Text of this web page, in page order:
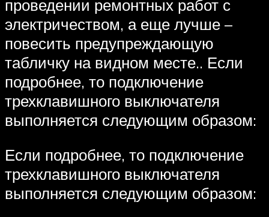
проведении ремонтных работ с
электричеством, а еще лучше –
повесить предупреждающую
табличку на видном месте.. Если
подробнее, то подключение
трехклавишного выключателя
выполняется следующим образом:
Если подробнее, то подключение
трехклавишного выключателя
выполняется следующим образом: